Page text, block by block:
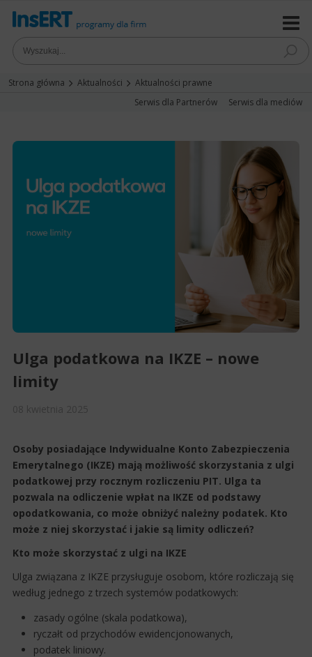
Strona główna Aktualności
Aktualności prawne
Serwis dla Partnerów
Serwis dla mediów
Ulga podatkowa na IKZE – nowe
limity
Osoby posiadające Indywidualne Konto Zabezpieczenia
Emerytalnego (IKZE) mają możliwość skorzystania z ulgi
podatkowej przy rocznym rozliczeniu PIT. Ulga ta
pozwala na odliczenie wpłat na IKZE od podstawy
opodatkowania, co może obniżyć należny podatek. Kto
może z niej skorzystać i jakie są limity odliczeń?
Kto może skorzystać z ulgi na IKZE
Ulga związana z IKZE przysługuje osobom, które rozliczają się
według jednego z trzech systemów podatkowych:
zasady ogólne (skala podatkowa),
ryczałt od przychodów ewidencjonowanych,
podatek liniowy.